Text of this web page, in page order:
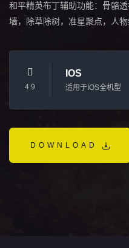
和平精英布丁辅助功能：骨骼
墙，除草除树，准星聚点，人物
4.9
IOS
适用于IOS全机型
DOWNLOAD